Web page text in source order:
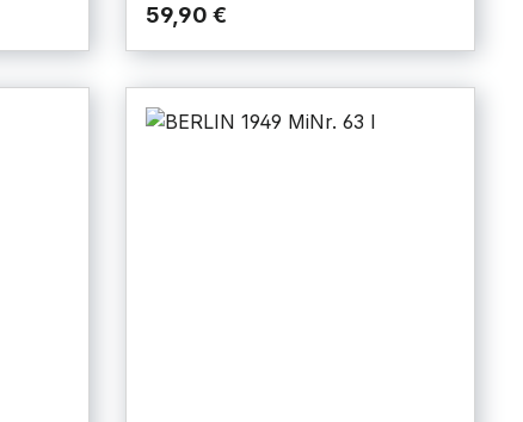
59,90 €